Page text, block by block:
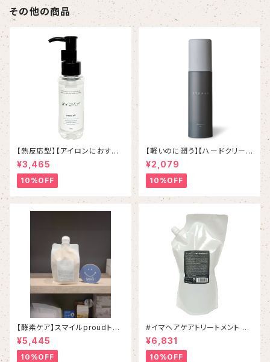
その他の商品
【熱反応型】【アイロンにおすす
め】イマヘアケアオイル
¥3,465
10%OFF
【軽いのに潤う】【ハードクリーム
ワックス】ETORAS Move Ser
um エトラス ムーブセラム
90g / 2,310 YEN
¥2,079
10%OFF
【酵素ケア】スマイルproudトリ
ートメント １０００g （専用ホ
ルダー別売り）
¥5,445
10%OFF
#イマヘアケアトリートメント 80
0g リフィル
¥6,831
10%OFF